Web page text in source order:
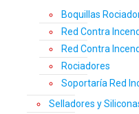
Boquillas
Red Contra
Red Contra
Rociadores
Soportaría Red
Selladores y